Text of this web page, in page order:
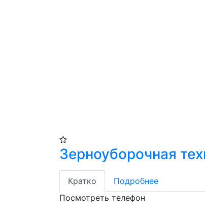
Зерноуборочная
Кратко
Подробнее
Посмотреть телефон